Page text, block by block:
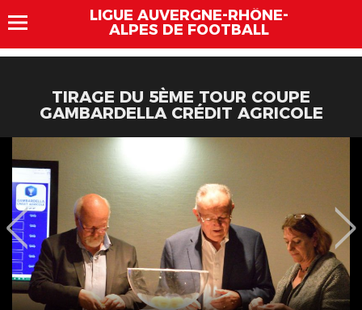
LIGUE AUVERGNE-RHÔNE-
ALPES DE FOOTBALL
TIRAGE DU 5ÈME TOUR COUPE
GAMBARDELLA CRÉDIT AGRICOLE